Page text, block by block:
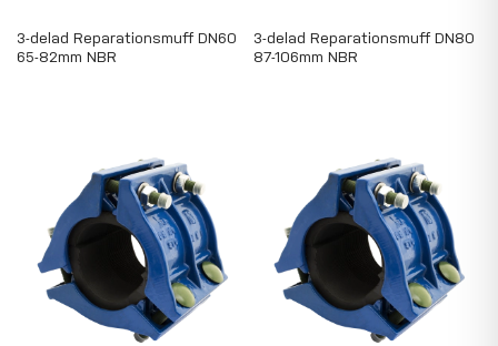
3-delad Reparationsmuff DN60
65-82mm NBR
3-delad Reparationsmuff DN80
87-106mm NBR